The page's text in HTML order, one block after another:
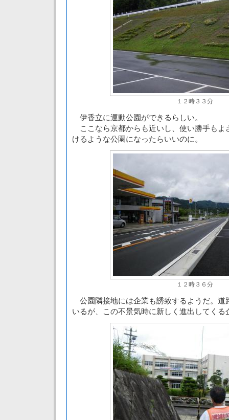
１２時３３分
伊香立に運動公園ができるらしい。
ここなら京都からも近いし、使い勝手もよ
けるような公園になったらいいのに。
１２時３６分
公園隣接地には企業も誘致するようだ。道
いるが、この不景気時に新しく進出してくる